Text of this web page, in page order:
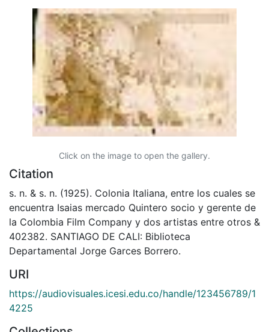
Click on the image to open the gallery.
Citation
s. n. & s. n. (1925). Colonia Italiana, entre los cuales se
encuentra Isaias mercado Quintero socio y gerente de
la Colombia Film Company y dos artistas entre otros &
402382. SANTIAGO DE CALI: Biblioteca
Departamental Jorge Garces Borrero.
URI
https://audiovisuales.icesi.edu.co/handle/123456789/1
4225